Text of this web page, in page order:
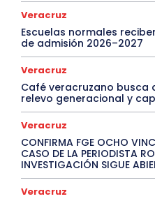
Veracruz
Escuelas normales
de admisión 2026–2027
Veracruz
Café veracruzano busca
relevo generacional y
Veracruz
CONFIRMA FGE OCHO
CASO DE LA PERIODISTA
INVESTIGACIÓN SIGUE
Veracruz